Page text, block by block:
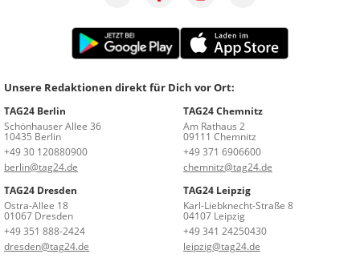
Unsere Redaktionen direkt für Dich vor Ort:
TAG24 Berlin
Schönhauser Allee 36
10435 Berlin
+49 30 120880900
berlin@tag24.de
TAG24 Chemnitz
Am Rathaus 2
09111 Chemnitz
+49 371 6906600
chemnitz@tag24.de
TAG24 Dresden
Ostra-Allee 18
01067 Dresden
+49 351 888-2424
dresden@tag24.de
TAG24 Leipzig
Karl-Liebknecht-Straße 8
04107 Leipzig
+49 341 24250430
leipzig@tag24.de